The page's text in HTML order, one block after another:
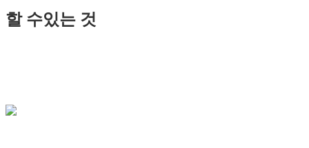
할 수있는 것